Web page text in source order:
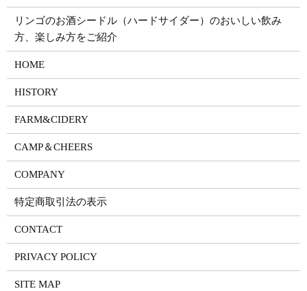
リンゴのお酒シードル（ハードサイダー）のおいしい飲み
方、楽しみ方をご紹介
HOME
HISTORY
FARM&CIDERY
CAMP＆CHEERS
COMPANY
特定商取引法の表示
CONTACT
PRIVACY POLICY
SITE MAP